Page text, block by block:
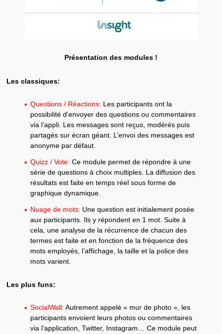
Présentation des modules !
Les classiques:
Questions / Réactions: Les participants ont la
possibilité d’envoyer des questions ou commentaires
via l’appli. Les messages sont reçus, modérés puis
partagés sur écran géant. L’envoi des messages est
anonyme par défaut.
Quizz / Vote: Ce module permet de répondre à une
série de questions à choix multiples. La diffusion des
résultats est faite en temps réel sous forme de
graphique dynamique.
Nuage de mots: Une question est initialement posée
aux participants. Ils y répondent en 1 mot. Suite à
cela, une analyse de la récurrence de chacun des
termes est faite et en fonction de la fréquence des
mots employés, l’affichage, la taille et la police des
mots varient.
Les plus funs:
SocialWall: Autrement appelé « mur de photo », les
participants envoient leurs photos ou commentaires
via l’application, Twitter, Instagram… Ce module peut